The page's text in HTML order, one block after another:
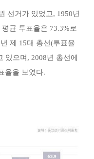
선거가 있었고, 1950년
균 투표율은 73.3%로
제 15대 총선(투표율
있으며, 2008년 총선에
율을 보였다.